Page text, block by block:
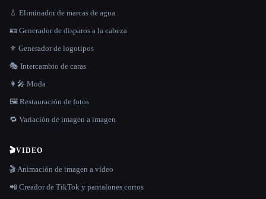
💧 Eliminador de marcas de agua
🪪 Generador de disparos a la cabeza
⚜️ Generador de logotipos
🎭 Intercambio de caras
👩‍🎤 Moda
🖼️ Restauración de fotos
🔁 Variación de imagen a imagen
🎬VIDEO
🎬 Animación de imagen a vídeo
📲 Creador de TikTok y pantalones cortos